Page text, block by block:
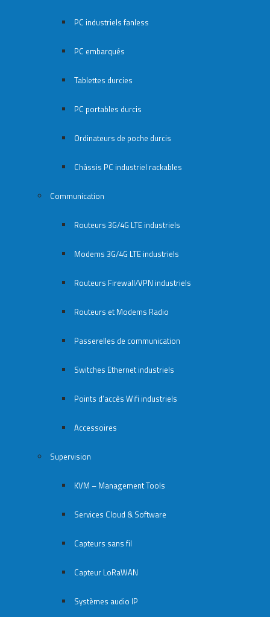
PC industriels fanless
PC embarqués
Tablettes durcies
PC portables durcis
Ordinateurs de poche durcis
Châssis PC industriel rackables​
Communication
Routeurs 3G/4G LTE industriels
Modems 3G/4G LTE industriels
Routeurs Firewall/VPN industriels
Routeurs et Modems Radio
Passerelles de communication
Switches Ethernet industriels
Points d’accès Wifi industriels
Accessoires
Supervision
KVM – Management Tools
Services Cloud & Software
Capteurs sans fil
Capteur LoRaWAN
Systèmes audio IP